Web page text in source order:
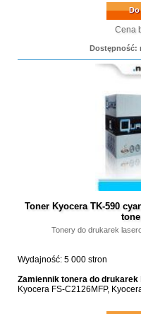
Cena
Dostępność:
Toner Kyocera TK-590
Tonery do drukarek
Wydajność: 5 000 stron
Zamiennik tonera do drukarek
Kyocera FS-C2126MFP,